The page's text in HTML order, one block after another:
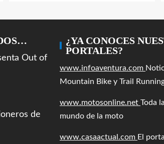
Out of
de
¿YA CONOCES
PORTALES?
www.infoaventura.com
Mountain Bike y Trail
www.motosonline.net Toda
mundo de la moto
www.casaactual.com El